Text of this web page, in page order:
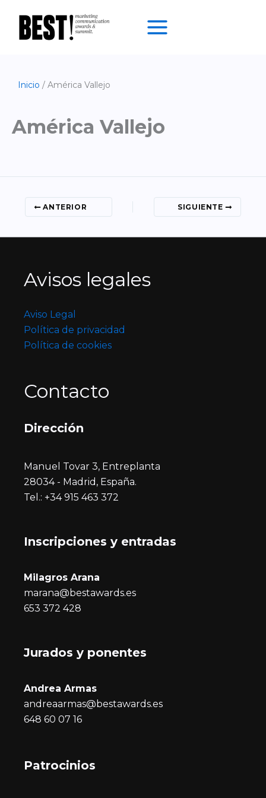
contenido
Inicio América Vallejo
América Vallejo
ANTERIOR SIGUIENTE
Avisos legales
Aviso Legal
Política de privacidad
Política de cookies
Contacto
Dirección
Manuel Tovar 3, Entreplanta
28034 - Madrid, España.
Tel.: +34 915 463 372
Inscripciones y entradas
Milagros Arana
marana@bestawards.es
653 372 428
Jurados y ponentes
Andrea Armas
andreaarmas@bestawards.es
648 60 07 16
Patrocinios